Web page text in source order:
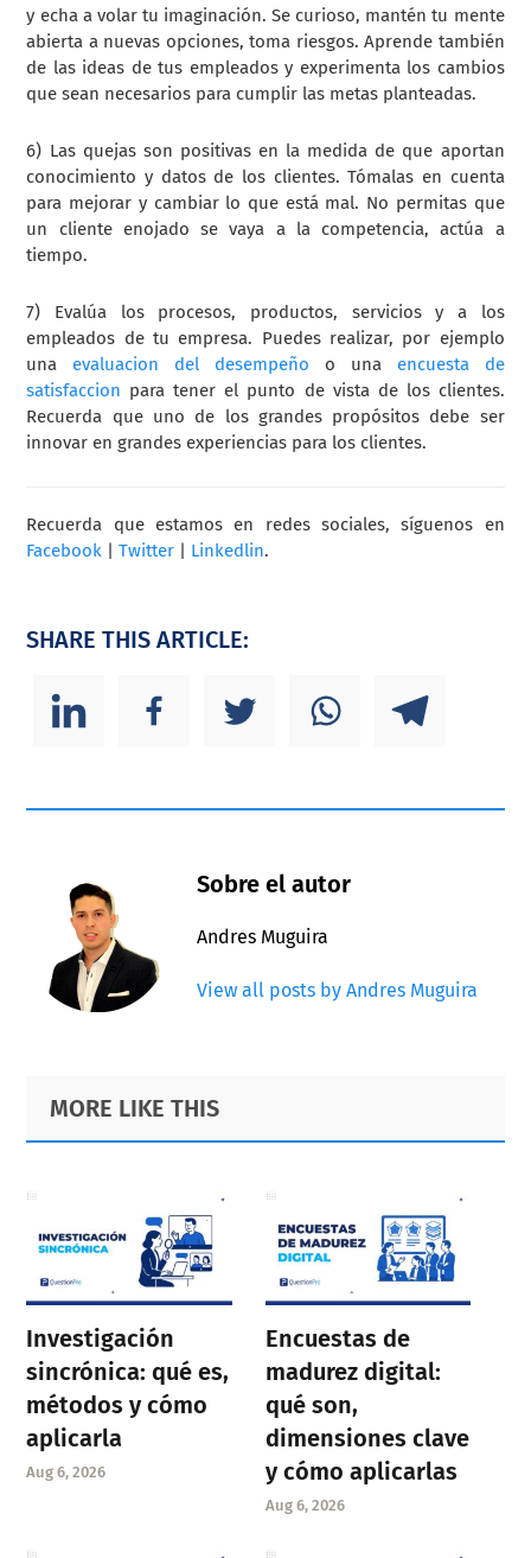
y echa a volar tu imaginación. Se curioso, mantén tu mente
abierta a nuevas opciones, toma riesgos. Aprende también
de las ideas de tus empleados y experimenta los cambios
que sean necesarios para cumplir las metas planteadas.
6) Las quejas son positivas en la medida de que aportan
conocimiento y datos de los clientes. Tómalas en cuenta
para mejorar y cambiar lo que está mal. No permitas que
un cliente enojado se vaya a la competencia, actúa a
tiempo.
7) Evalúa los procesos, productos, servicios y a los
empleados de tu empresa. Puedes realizar, por ejemplo
una evaluacion del desempeño o una encuesta de
satisfaccion para tener el punto de vista de los clientes.
Recuerda que uno de los grandes propósitos debe ser
innovar en grandes experiencias para los clientes.
Recuerda que estamos en redes sociales, síguenos en
Facebook |Twitter | Linkedlin.
SHARE THIS ARTICLE:
Sobre el autor
Andres Muguira
View all posts by Andres Muguira
Primary
Sidebar
Footer
MORE LIKE THIS
Investigación
sincrónica: qué es,
métodos y cómo
aplicarla
Aug 6, 2026
Encuestas de
madurez digital:
qué son,
dimensiones clave
y cómo aplicarlas
Aug 6, 2026